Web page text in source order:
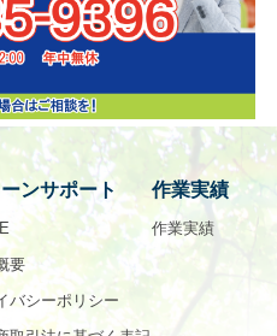
ンサポート
要
バシーポリシー
作業実績
作業実績